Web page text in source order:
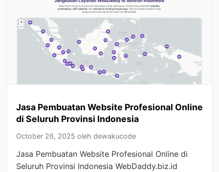
Jasa Pembuatan Website Profesional Online
di Seluruh Provinsi Indonesia
October 26, 2025 oleh dewakucode
Jasa Pembuatan Website Profesional Online di
Seluruh Provinsi Indonesia WebDaddy.biz.id